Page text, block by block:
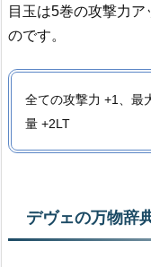
目玉は5巻の攻撃力
のです。
全ての攻撃力 +1、最
量 +2LT
デヴェの万物辞